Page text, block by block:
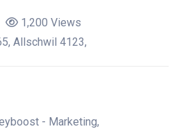
1,200 Views
Allschwil 4123,
- Marketing,